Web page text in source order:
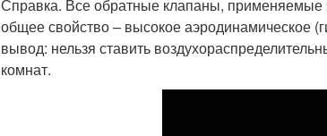
Справка. Все обратные клапаны, применяемые
общее свойство – высокое аэродинамическое
вывод: нельзя ставить
комнат.